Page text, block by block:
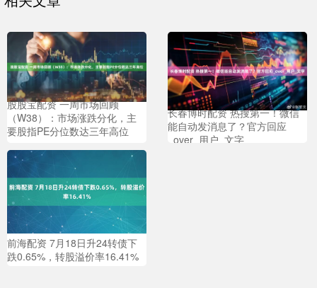
股股宝配资 一周市场回顾
（W38）：市场涨跌分化，主
要股指PE分位数达三年高位
长春博时配资 热搜第一！微信
能自动发消息了？官方回应
_over_用户_文字
前海配资 7月18日升24转债下
跌0.65%，转股溢价率16.41%